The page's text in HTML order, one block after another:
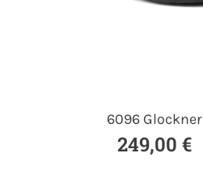
6096 Glockner
249,00 €